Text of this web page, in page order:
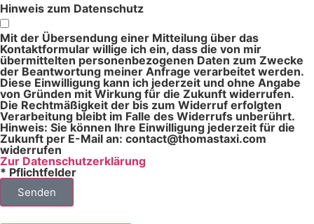
Hinweis zum Datenschutz
Mit der Übersendung einer Mitteilung über das
Kontaktformular willige ich ein, dass die von mir
übermittelten personenbezogenen Daten zum Zwecke
der Beantwortung meiner Anfrage verarbeitet werden.
Diese Einwilligung kann ich jederzeit und ohne Angabe
von Gründen mit Wirkung für die Zukunft widerrufen.
Die Rechtmäßigkeit der bis zum Widerruf erfolgten
Verarbeitung bleibt im Falle des Widerrufs unberührt.
Hinweis: Sie können Ihre Einwilligung jederzeit für die
Zukunft per E-Mail an: contact@thomastaxi.com
widerrufen
Zur Datenschutzerklärung
* Pflichtfelder
Senden